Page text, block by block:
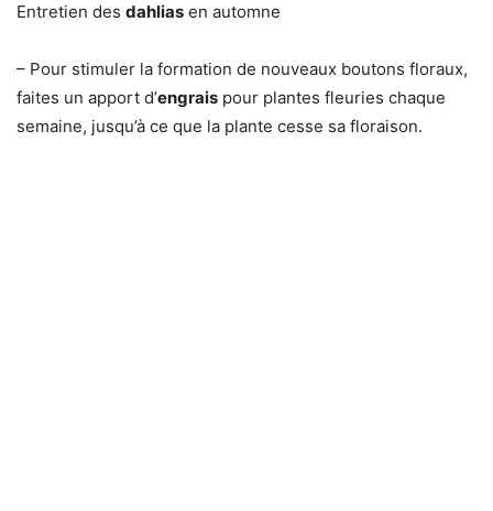
Entretien des dahlias en automne
– Pour stimuler la formation de nouveaux boutons floraux,
faites un apport d’engrais pour plantes fleuries chaque
semaine, jusqu’à ce que la plante cesse sa floraison.